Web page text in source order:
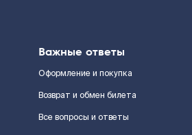
Важные ответы
Оформление и покупка
Возврат и обмен билета
Все вопросы и ответы